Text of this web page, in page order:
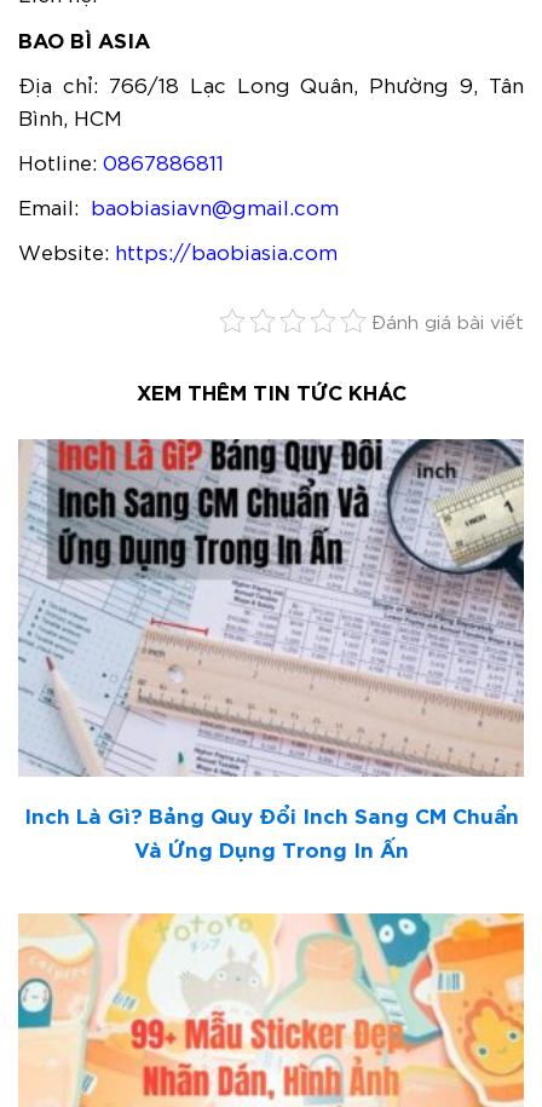
BAO BÌ ASIA
Địa chỉ: 766/18 Lạc Long Quân, Phường 9, Tân
Bình, HCM
Hotline: 0867886811
Email: baobiasiavn@gmail.com
Website: https://baobiasia.com
Đánh giá bài viết
XEM THÊM TIN TỨC KHÁC
Inch Là Gì? Bảng Quy Đổi Inch Sang CM Chuẩn
Và Ứng Dụng Trong In Ấn